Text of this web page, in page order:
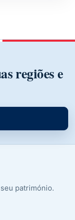
regiões e
património.